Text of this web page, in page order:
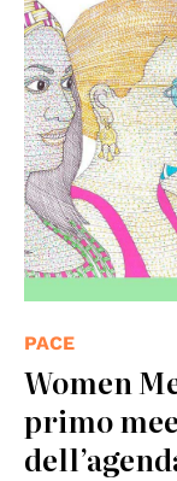
© Global Alliance
PACE
Women
primo